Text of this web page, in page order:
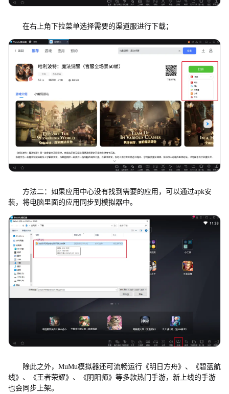
在右上角下拉菜单选择需要的渠道服进行下载；
方法二：如果应用中心没有找到需要的应用，可以通过apk安
装，将电脑里面的应用同步到模拟器中。
除此之外，MuMu模拟器还可流畅运行《明日方舟》、《碧蓝航
线》、《王者荣耀》、《阴阳师》等多款热门手游，新上线的手游
也会同步上架。